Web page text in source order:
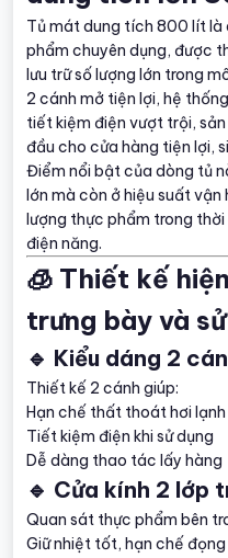
Tủ mát dung tích 800 lít
phẩm chuyên dụng, được
lưu trữ số lượng lớn trong
2 cánh mở tiện lợi, hệ
tiết kiệm điện vượt trội,
đầu cho cửa hàng tiện lợi,
Điểm nổi bật của dòng tủ
lớn mà còn ở hiệu suất
lượng thực phẩm trong
điện năng.
🧊 Thiết kế
trưng bày và
🔹 Kiểu dáng 2
Thiết kế 2 cánh giúp:
Hạn chế thất thoát hơi lạnh
Tiết kiệm điện khi sử dụng
Dễ dàng thao tác lấy hàng
🔹 Cửa kính 2 lớp
Quan sát thực phẩm bên
Giữ nhiệt tốt, hạn chế đọng